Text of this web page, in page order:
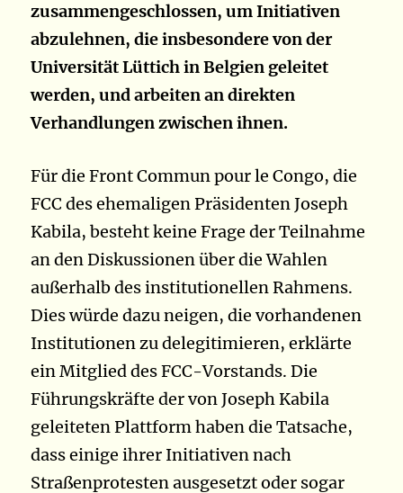
zusammengeschlossen, um Initiativen
abzulehnen, die insbesondere von der
Universität Lüttich in Belgien geleitet
werden, und arbeiten an direkten
Verhandlungen zwischen ihnen.
Für die Front Commun pour le Congo, die
FCC des ehemaligen Präsidenten Joseph
Kabila, besteht keine Frage der Teilnahme
an den Diskussionen über die Wahlen
außerhalb des institutionellen Rahmens.
Dies würde dazu neigen, die vorhandenen
Institutionen zu delegitimieren, erklärte
ein Mitglied des FCC-Vorstands. Die
Führungskräfte der von Joseph Kabila
geleiteten Plattform haben die Tatsache,
dass einige ihrer Initiativen nach
Straßenprotesten ausgesetzt oder sogar